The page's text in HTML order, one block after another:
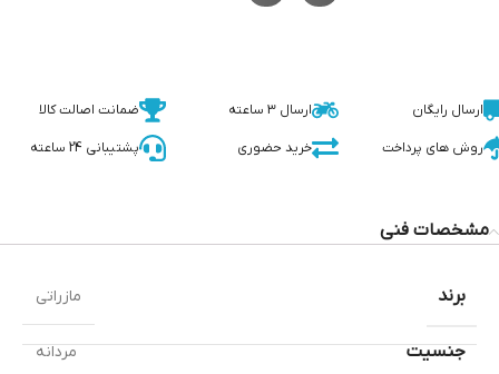
ارسال رایگان ارسال 3 ساعته ضمانت اصالت کالا
روش های پرداخت خرید حضوری پشتیبانی 24 ساعته
مشخصات فنی
جنسیت مردانه
برند مازراتی